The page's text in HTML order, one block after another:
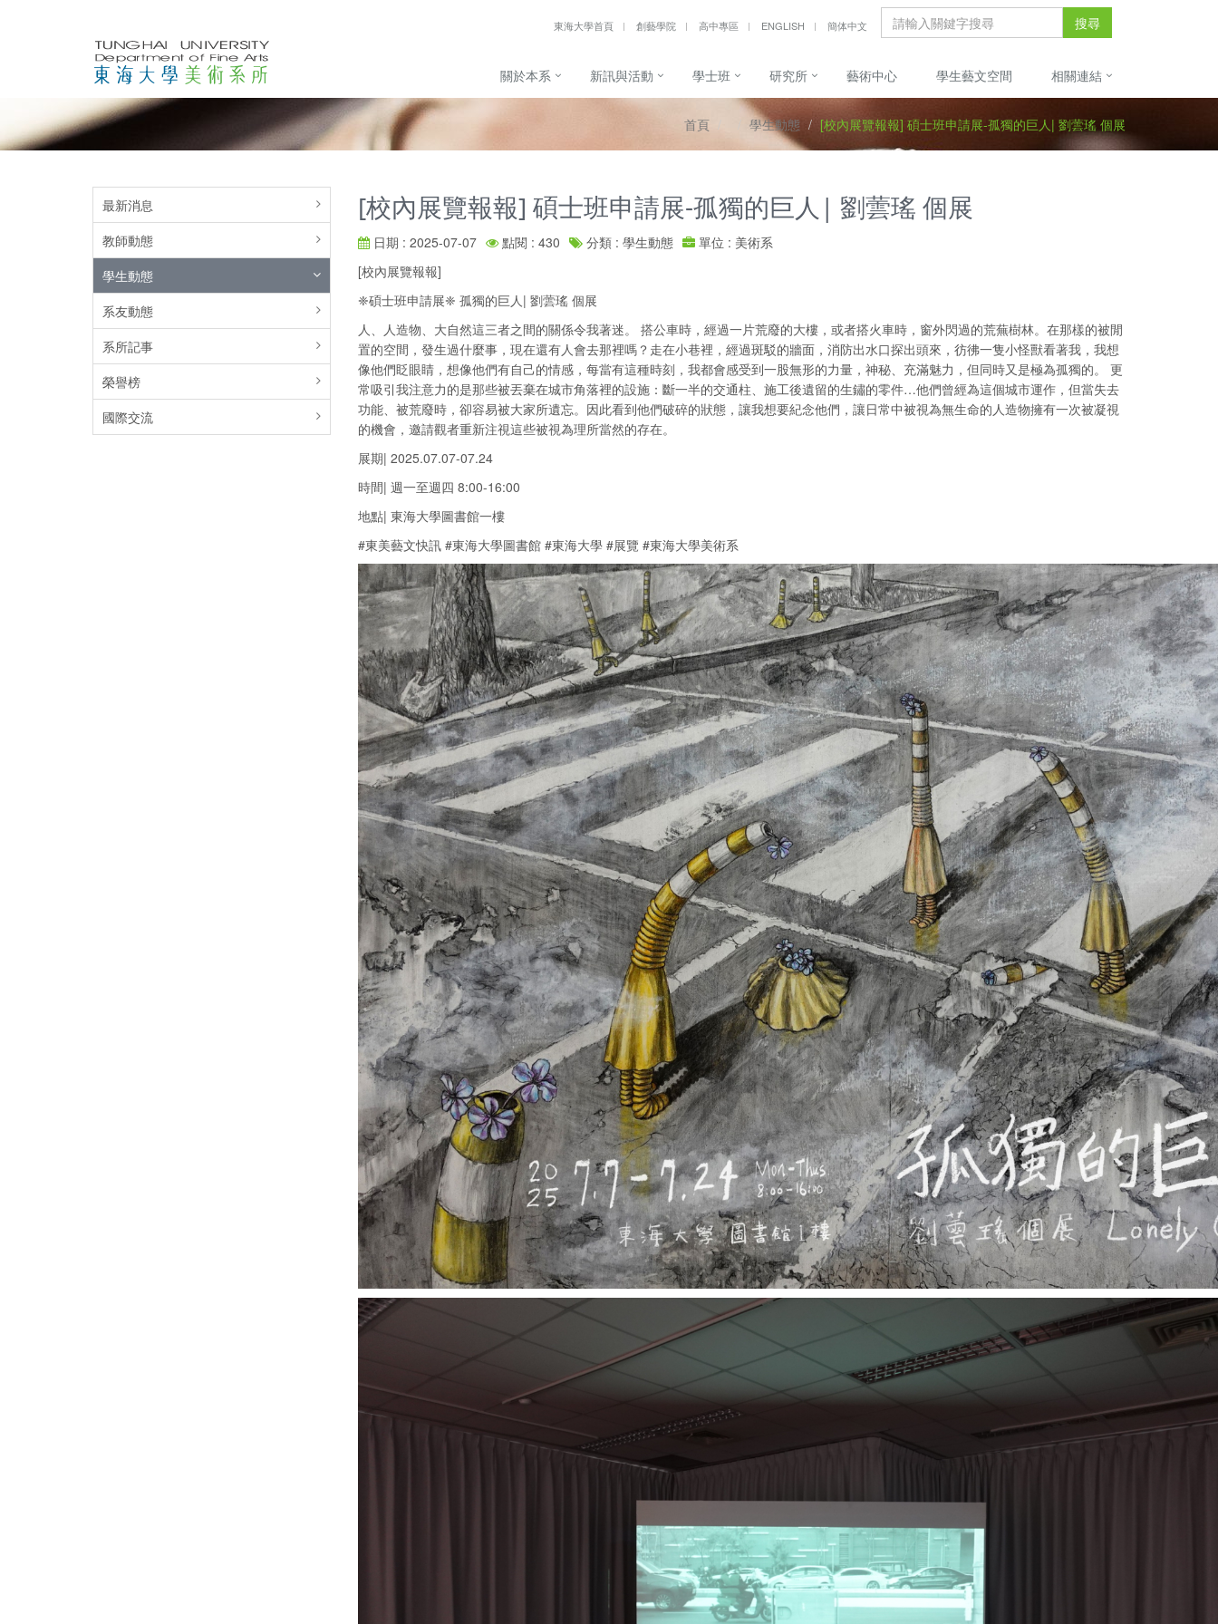
東海大學首頁 創藝學院 高中專區 ENGLISH 簡体中文 搜尋
關於本系 新訊與活動 學士班 研究所 藝術中心 學生藝文空間 相關連結
首頁 學生動態 [校內展覽報報] 碩士班申請展-孤獨的巨人| 劉蕓瑤 個展
最新消息
教師動態
學生動態
系友動態
系所記事
榮譽榜
國際交流
[校內展覽報報] 碩士班申請展-孤獨的巨人| 劉蕓瑤 個展
日期 : 2025-07-07 點閱 : 430 分類 : 學生動態
單位 : 美術系
[校內展覽報報]
❈碩士班申請展❈ 孤獨的巨人| 劉蕓瑤 個展
人、人造物、大自然這三者之間的關係令我著迷。 搭公車時，經過一片荒廢的大樓，或者搭火車時，窗外閃過的荒蕪樹林。在那樣的被閒
置的空間，發生過什麼事，現在還有人會去那裡嗎？走在小巷裡，經過斑駁的牆面，消防出水口探出頭來，彷彿一隻小怪獸看著我，我想
像他們眨眼睛，想像他們有自己的情感，每當有這種時刻，我都會感受到一股無形的力量，神秘、充滿魅力，但同時又是極為孤獨的。 更
常吸引我注意力的是那些被丟棄在城市角落裡的設施：斷一半的交通柱、施工後遺留的生鏽的零件…他們曾經為這個城市運作，但當失去
功能、被荒廢時，卻容易被大家所遺忘。因此看到他們破碎的狀態，讓我想要紀念他們，讓日常中被視為無生命的人造物擁有一次被凝視
的機會，邀請觀者重新注視這些被視為理所當然的存在。
展期| 2025.07.07-07.24
時間| 週一至週四 8:00-16:00
地點| 東海大學圖書館一樓
#東美藝文快訊 #東海大學圖書館 #東海大學 #展覽 #東海大學美術系